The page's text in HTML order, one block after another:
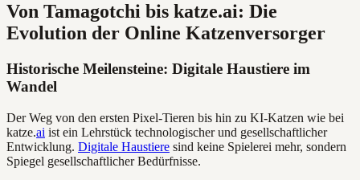
Von Tamagotchi bis katze.ai: Die
Evolution der Online Katzenversorger
Historische Meilensteine: Digitale Haustiere im
Wandel
Der Weg von den ersten Pixel-Tieren bis hin zu KI-Katzen wie bei
katze.ai ist ein Lehrstück technologischer und gesellschaftlicher
Entwicklung. Digitale Haustiere sind keine Spielerei mehr, sondern
Spiegel gesellschaftlicher Bedürfnisse.